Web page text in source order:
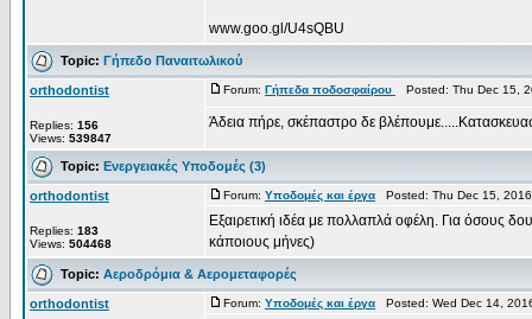
www.goo.gl/U4sQBU
Topic: Γήπεδο Παναιτωλικού
orthodontist
Replies: 156
Views: 539847
Forum: Γήπεδα ποδοσφαίρου Posted: Thu Dec 15,
Άδεια πήρε, σκέπαστρο δε
Topic: Ενεργειακές Υποδομές (3)
orthodontist
Replies: 183
Views: 504468
Forum: Υποδομές και έργα Posted: Thu Dec 15,
Εξαιρετική ιδέα με πολλαπλά οφέλη. Για όσους
κάποιους μήνες)
Topic: Αεροδρόμια & Αερομεταφορές
orthodontist Forum: Υποδομές και έργα Posted: Wed Dec 14,